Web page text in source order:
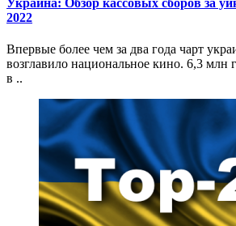
2022
Впервые более чем за два года чарт
возглавило национальное кино. 6,3 млн
в ..